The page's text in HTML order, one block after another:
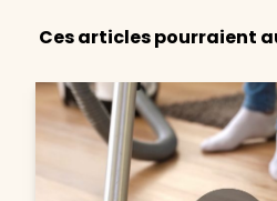
Ces articles pourraient